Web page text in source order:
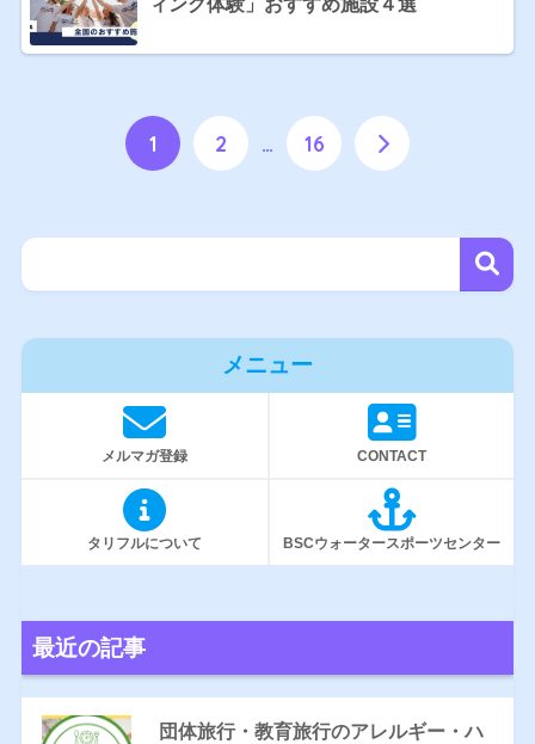
ィング体験」おすすめ施設４選
1 2 … 16
メニュー
メルマガ登録 CONTACT
タリフルについて BSCウォータースポーツセンター
最近の記事
団体旅行・教育旅行のアレルギー・ハ